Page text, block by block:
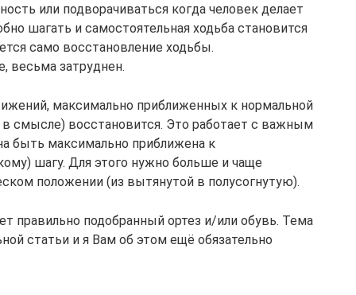
или подворачиваться когда человек делает
шагать и самостоятельная ходьба становится
само восстановление ходьбы.
весьма затруднен.
максимально приближенных к нормальной
в смысле) восстановится. Это работает с важным
быть максимально приближена к
шагу. Для этого нужно больше и чаще
положении (из вытянутой в полусогнутую).
правильно подобранный ортез и/или обувь. Тема
статьи и я Вам об этом ещё обязательно